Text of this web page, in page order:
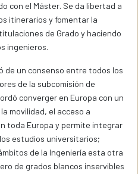
con el Máster. Se da libertad a
itinerarios y fomentar la
de Grado y haciendo
ingenieros.
de un consenso entre todos los
de la subcomisión de
converger en Europa con un
movilidad, el acceso a
toda Europa y permite integrar
estudios universitarios;
de la Ingeniería esta otra
de grados blancos inservibles